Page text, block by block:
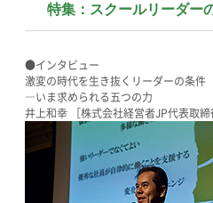
特集：スクールリーダー
●インタビュー
激変の時代を生き抜くリーダーの条件
―いま求められる五つの力
井上和幸 ［株式会社経営者JP代表取締